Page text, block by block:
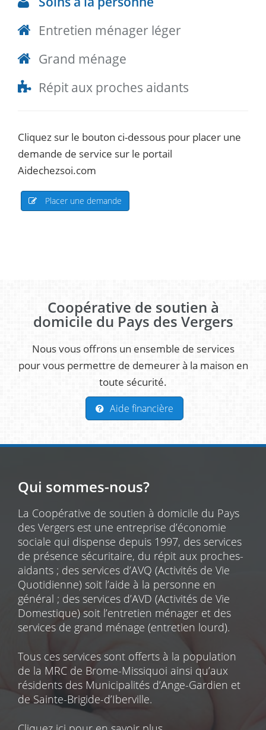
Entretien ménager léger
Grand ménage
Répit aux proches aidants
Cliquez sur le bouton ci-dessous pour placer une
demande de service sur le portail
Aidechezsoi.com
Placer une demande
Coopérative de soutien à
domicile du Pays des Vergers
Nous vous offrons un ensemble de services
pour vous permettre de demeurer à la maison en
toute sécurité.
Aide financière
Qui sommes-nous?
La Coopérative de soutien à domicile du Pays
des Vergers est une entreprise d’économie
sociale qui dispense depuis 1997, des services
de présence sécuritaire, du répit aux proches-
aidants ; des services d’AVQ (Activités de Vie
Quotidienne) soit l’aide à la personne en
général ; des services d’AVD (Activités de Vie
Domestique) soit l’entretien ménager et des
services de grand ménage (entretien lourd).
Tous ces services sont offerts à la population
de la MRC de Brome-Missiquoi ainsi qu’aux
résidents des Municipalités d’Ange-Gardien et
de Sainte-Brigide-d’Iberville.